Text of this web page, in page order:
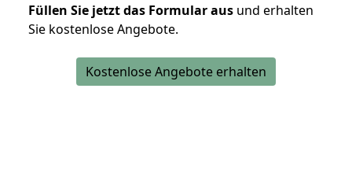
Füllen Sie jetzt das Formular aus und erhalten
Sie kostenlose Angebote.
Kostenlose Angebote erhalten